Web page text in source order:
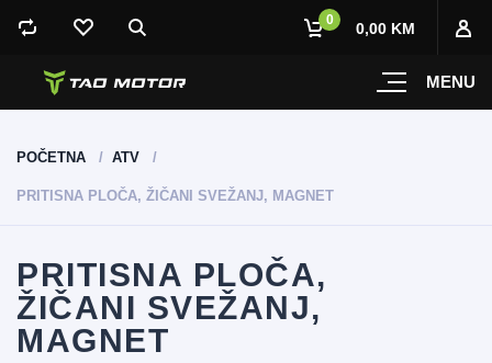
MENU
0 0,00 KM
POČETNA ATV
PRITISNA PLOČA, ŽIČANI SVEŽANJ, MAGNET
PRITISNA PLOČA,
ŽIČANI SVEŽANJ,
MAGNET